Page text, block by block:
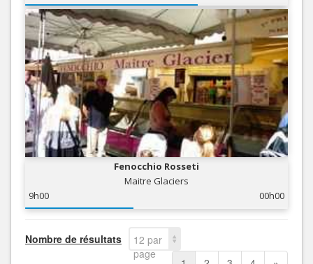
Fenocchio Rosseti
Maitre Glaciers
9h00
00h00
Nombre de résultats
12 par
page